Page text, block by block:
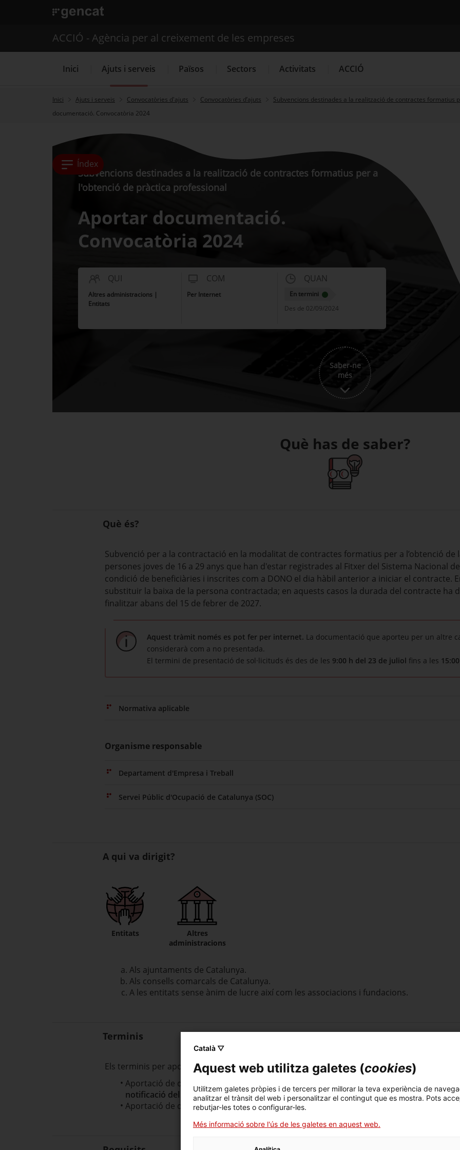
. Obre en una nova finestra.
Cercador
ACCIÓ - Agència per al creixement de les empreses
Inici Ajuts i serveis Països Sectors Activitats ACCIÓ
Inici Ajuts i serveis Convocatòries d'ajuts Convocatòries d’ajuts Subvencions destinades a la realització de contractes formatius
documentació. Convocatòria 2024
Índex
Subvencions destinades a la realització de contractes formatius per a
l'obtenció de pràctica professional
Aportar documentació.
Convocatòria 2024
QUI
Altres administracions |
Entitats
COM
Per Internet
QUAN
En termini
Des de 02/09/2024
Saber-ne
més
Què has de saber?
Què és?
Subvenció per a la contractació en la modalitat de contractes formatius per a l’obtenció de
persones joves de 16 a 29 anys que han d'estar registrades al Fitxer del Sistema Nacional
condició de beneficiàries i inscrites com a DONO el dia hàbil anterior a iniciar el contracte.
substituir la baixa de la persona contractada; en aquests casos la durada del contracte ha
finalitzar abans del 15 de febrer de 2027.
Aquest tràmit només es pot fer per internet. La documentació que aporteu per un altre
considerarà com a no presentada.
El termini de presentació de sol·licituds és des de les 9:00 h del 23 de juliol fins a les
Normativa aplicable
Organisme responsable
Departament d'Empresa i Treball
Servei Públic d'Ocupació de Catalunya (SOC)
A qui va dirigit?
Entitats
Altres
administracions
Als ajuntaments de Catalunya.
Als consells comarcals de Catalunya.
A les entitats sense ànim de lucre així com les associacions i fundacions.
Terminis
Els terminis per aportar documentació són els següents:
Aportació de documentació requerida per l’Administració
: 10 dies hàbils des de
notificació del requeriment(no són hàbils els dissabtes, diumenges i festius declarats
Aportació de documentació no requerida per l’Administració: en qualsevol moment
Català ▽
Aquest web utilitza galetes (cookies)
Utilitzem galetes pròpies i de tercers per millorar la teva experiència de
analitzar el trànsit del web i personalitzar el contingut que es mostra. Pots
rebutjar-les totes o configurar-les.
Més informació sobre l'ús de les galetes en aquest web.